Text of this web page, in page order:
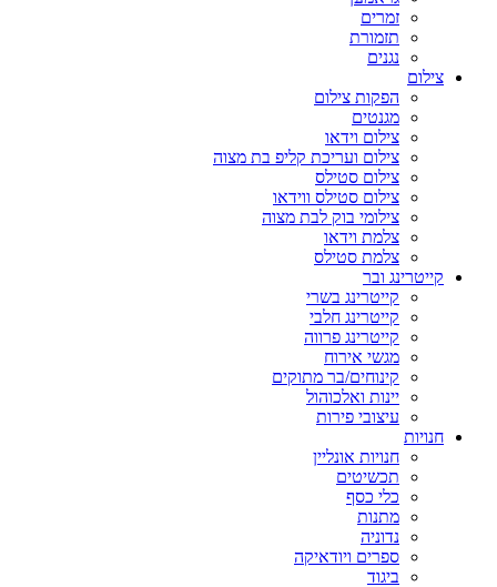
זמרים
תזמורת
נגנים
צילום
הפקות צילום
מגנטים
צילום וידאו
צילום ועריכת קליפ בת מצוה
צילום סטילס
צילום סטילס ווידאו
צילומי בוק לבת מצוה
צלמת וידאו
צלמת סטילס
קייטרינג ובר
קייטרינג בשרי
קייטרינג חלבי
קייטרינג פרווה
מגשי אירוח
קינוחים/בר מתוקים
יינות ואלכוהול
עיצובי פירות
חנויות
חנויות אונליין
תכשיטים
כלי כסף
מתנות
נדוניה
ספרים ויודאיקה
ביגוד